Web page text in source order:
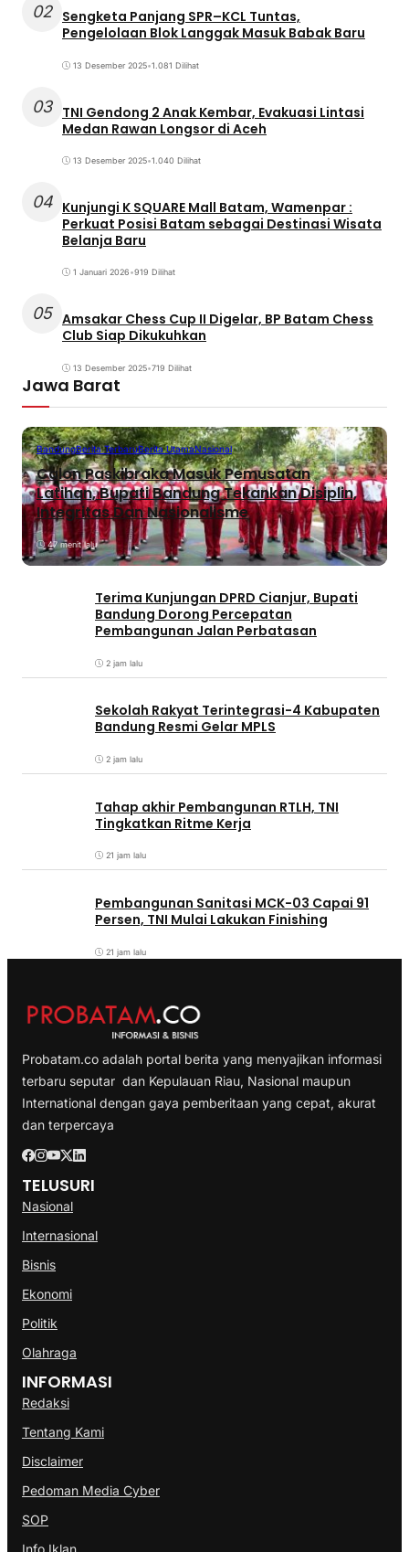
02 Sengketa Panjang SPR–KCL Tuntas,
Pengelolaan Blok Langgak Masuk Babak Baru
13 Desember 2025•1.081 Dilihat
03 TNI Gendong 2 Anak Kembar, Evakuasi Lintasi
Medan Rawan Longsor di Aceh
13 Desember 2025•1.040 Dilihat
04 Kunjungi K SQUARE Mall Batam, Wamenpar :
Perkuat Posisi Batam sebagai Destinasi Wisata
Belanja Baru
1 Januari 2026•919 Dilihat
05 Amsakar Chess Cup II Digelar, BP Batam Chess
Club Siap Dikukuhkan
13 Desember 2025•719 Dilihat
Jawa Barat
BandungBerita TerbaruBerita UtamaNasional
Calon Paskibraka Masuk Pemusatan
Latihan, Bupati Bandung Tekankan Disiplin,
Integritas Dan Nasionalisme
47 menit lalu
Terima Kunjungan DPRD Cianjur, Bupati
Bandung Dorong Percepatan
Pembangunan Jalan Perbatasan
2 jam lalu
Sekolah Rakyat Terintegrasi-4 Kabupaten
Bandung Resmi Gelar MPLS
2 jam lalu
Tahap akhir Pembangunan RTLH, TNI
Tingkatkan Ritme Kerja
21 jam lalu
Pembangunan Sanitasi MCK-03 Capai 91
Persen, TNI Mulai Lakukan Finishing
21 jam lalu
Probatam.co adalah portal berita yang menyajikan informasi
terbaru seputar dan Kepulauan Riau, Nasional maupun
International dengan gaya pemberitaan yang cepat, akurat
dan terpercaya
TELUSURI
Nasional
Internasional
Bisnis
Ekonomi
Politik
Olahraga
INFORMASI
Redaksi
Tentang Kami
Disclaimer
Pedoman Media Cyber
SOP
Info Iklan